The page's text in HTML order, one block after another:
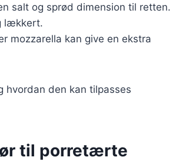
salt og sprød dimension til retten.
lækkert.
mozzarella kan give en ekstra
hvordan den kan tilpasses
til porretærte